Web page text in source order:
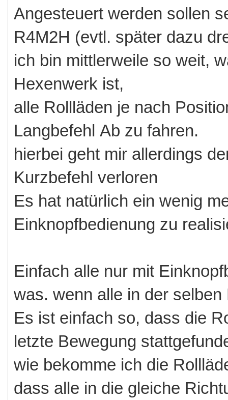
Angesteuert werden sollen
R4M2H (evtl. später dazu
ich bin mittlerweile so weit,
Hexenwerk ist,
alle Rollläden je nach
Langbefehl Ab zu fahren.
hierbei geht mir allerdings
Kurzbefehl verloren
Es hat natürlich ein wenig
Einknopfbedienung zu
Einfach alle nur mit
was. wenn alle in der selben
Es ist einfach so, dass die
letzte Bewegung
wie bekomme ich die
dass alle in die gleiche